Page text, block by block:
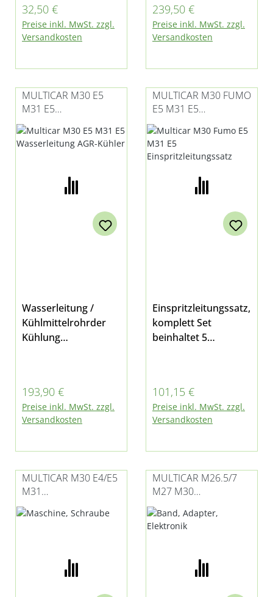
M31
Regulärer Preis:
32,50 €
Preise inkl. MwSt. zzgl.
Versandkosten
Regulärer Preis:
239,50 €
Preise inkl. MwSt. zzgl.
Versandkosten
MULTICAR M30 E5
M31 E5
WASSERLEITUNG
AGR-KÜHLER
Wasserleitung /
Kühlmittelrohrder
Kühlung
auch
HydrostatPosition 6
in Bild 3
Regulärer Preis:
193,90 €
Preise inkl. MwSt. zzgl.
Versandkosten
MULTICAR M30 FUMO
E5 M31 E5
EINSPRITZLEITUNGSS
ATZ
Einspritzleitungssatz,
komplett Set
beinhaltet 5
auch mit Hydrostat
Regulärer Preis:
101,15 €
Preise inkl. MwSt. zzgl.
Versandkosten
MULTICAR M30 E4/E5
M31
SECHSKANTSCHRAUB
E AM INJEKTOR
MULTICAR M26.5/7
M27 M30
FLANSCHBUCHSE